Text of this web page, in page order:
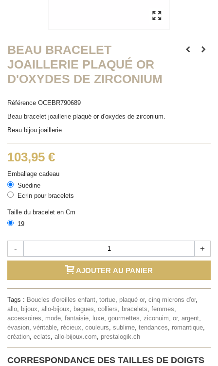
BEAU BRACELET
JOAILLERIE PLAQUÉ OR
D'OXYDES DE ZIRCONIUM
Référence OCEBR790689
Beau bracelet joaillerie plaqué or d'oxydes de zirconium.
Beau bijou joaillerie
103,95 €
Emballage cadeau
Suédine
Ecrin pour bracelets
Taille du bracelet en Cm
19
- +
AJOUTER AU PANIER
Tags : Boucles d'oreilles enfant, tortue, plaqué or, cinq microns d'or,
allo, bijoux, allo-bijoux, bagues, colliers, bracelets, femmes,
accessoires, mode, fantaisie, luxe, gourmettes, ziconuim, or, argent,
évasion, véritable, récieux, couleurs, sublime, tendances, romantique,
création, eclats, allo-bijoux.com, prestalogik.ch
CORRESPONDANCE DES TAILLES DE DOIGTS